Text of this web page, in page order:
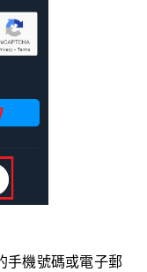
手機號碼或電子郵